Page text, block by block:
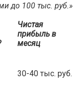
до 100 тыс. руб.»
Чистая
прибыль в
месяц
30-40 тыс. руб.